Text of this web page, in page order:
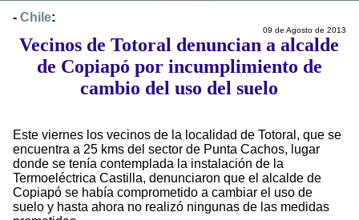
- Chile:
09 de Agosto de 2013
Vecinos de Totoral denuncian a alcalde
de Copiapó por incumplimiento de
cambio del uso del suelo
Este viernes los vecinos de la localidad de Totoral, que se
encuentra a 25 kms del sector de Punta Cachos, lugar
donde se tenía contemplada la instalación de la
Termoeléctrica Castilla, denunciaron que el alcalde de
Copiapó se había comprometido a cambiar el uso de
suelo y hasta ahora no realizó ningunas de las medidas